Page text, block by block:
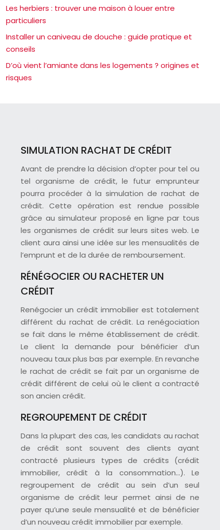
Les herbiers : trouver une maison à louer entre
particuliers
Installer un caniveau de douche : guide pratique et
conseils
D’où vient l’amiante dans les logements ? origines et
risques
SIMULATION RACHAT DE CRÉDIT
Avant de prendre la décision d’opter pour tel ou
tel organisme de crédit, le futur emprunteur
pourra procéder à la simulation de rachat de
crédit. Cette opération est rendue possible
grâce au simulateur proposé en ligne par tous
les organismes de crédit sur leurs sites web. Le
client aura ainsi une idée sur les mensualités de
l’emprunt et de la durée de remboursement.
RÉNÉGOCIER OU RACHETER UN
CRÉDIT
Renégocier un crédit immobilier est totalement
différent du rachat de crédit. La renégociation
se fait dans le même établissement de crédit.
Le client la demande pour bénéficier d’un
nouveau taux plus bas par exemple. En revanche
le rachat de crédit se fait par un organisme de
crédit différent de celui où le client a contracté
son ancien crédit.
REGROUPEMENT DE CRÉDIT
Dans la plupart des cas, les candidats au rachat
de crédit sont souvent des clients ayant
contracté plusieurs types de crédits (crédit
immobilier, crédit à la consommation…). Le
regroupement de crédit au sein d’un seul
organisme de crédit leur permet ainsi de ne
payer qu’une seule mensualité et de bénéficier
d’un nouveau crédit immobilier par exemple.